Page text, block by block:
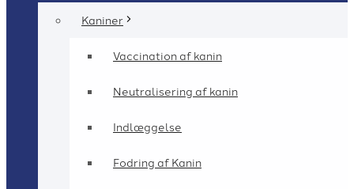
Kaniner
Vaccination af kanin
Neutralisering af kanin
Indlæggelse
Fodring af Kanin